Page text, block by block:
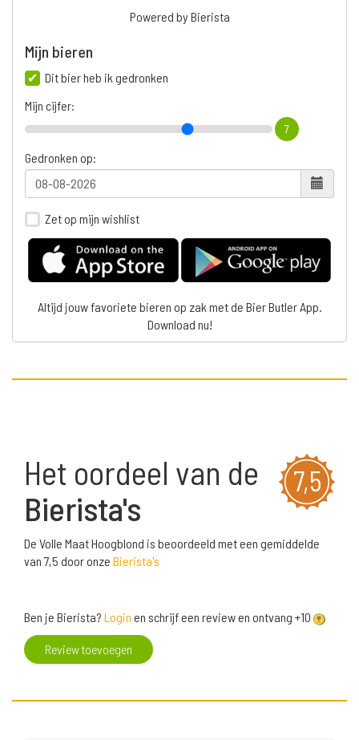
Powered by Bierista
Mijn bieren
Dit bier heb ik gedronken
Mijn cijfer:
7
Gedronken op:
Zet op mijn wishlist
Altijd jouw favoriete bieren op zak met de Bier Butler App.
Download nu!
7,5
Het oordeel van de
Bierista's
De Volle Maat Hoogblond is beoordeeld met een gemiddelde
van 7,5 door onze Bierista's
Ben je Bierista? Login en schrijf een review en ontvang +10
Review toevoegen